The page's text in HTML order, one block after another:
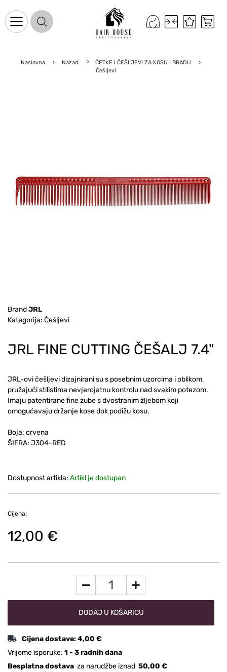
Naslovna Nazad
ČETKE I ČEŠLJEVI ZA KOSU I BRADU
Češljevi
BrandJRL
Kategorija: Češljevi
JRL FINE CUTTING ČEŠALJ 7.4"
JRL-ovi češljevi dizajnirani su s posebnim uzorcima i oblikom,
pružajući stilistima nevjerojatnu kontrolu nad svakim potezom.
Imaju patentirane fine zube s dvostranim žljebom koji
omogućavaju držanje kose dok podižu kosu.
Boja: crvena
ŠIFRA: J304-RED
Dostupnost artikla: Artikl je dostupan
Cijena:
12,00 €
DODAJ U KOŠARICU
Cijena dostave:4,00 €
Vrijeme isporuke: 1 - 3 radnih dana
Besplatna dostava za narudžbe iznad 50,00 €